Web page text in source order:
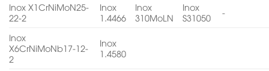
Inox X1CrNiMoN25-
22-2
Inox
1.4466
Inox
310MoLN
Inox
S31050
-
Inox
X6CrNiMoNb17-12-
2
Inox
1.4580